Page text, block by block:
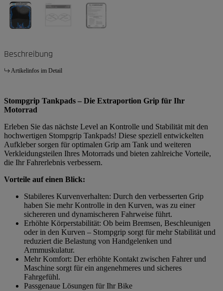
Beschreibung
Artikelinfos im Detail
Stompgrip Tankpads – Die Extraportion Grip für Ihr
Motorrad
Erleben Sie das nächste Level an Kontrolle und Stabilität mit den
hochwertigen Stompgrip Tankpads! Diese speziell entwickelten
Aufkleber sorgen für optimalen Grip am Tank und weiteren
Verkleidungsteilen Ihres Motorrads und bieten zahlreiche Vorteile,
die Ihr Fahrerlebnis verbessern.
Vorteile auf einen Blick:
Stabileres Kurvenverhalten: Durch den verbesserten Grip
haben Sie mehr Kontrolle in den Kurven, was zu einer
sichereren und dynamischeren Fahrweise führt.
Erhöhte Körperstabilität: Ob beim Bremsen, Beschleunigen
oder in den Kurven – Stompgrip sorgt für mehr Stabilität und
reduziert die Belastung von Handgelenken und
Armmuskulatur.
Mehr Komfort: Der erhöhte Kontakt zwischen Fahrer und
Maschine sorgt für ein angenehmeres und sicheres
Fahrgefühl.
Passgenaue Lösungen für Ihr Bike